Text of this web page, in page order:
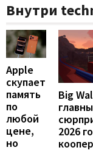
Внутри
Apple
скупает
память
по
любой
цене,
но
Big
2026